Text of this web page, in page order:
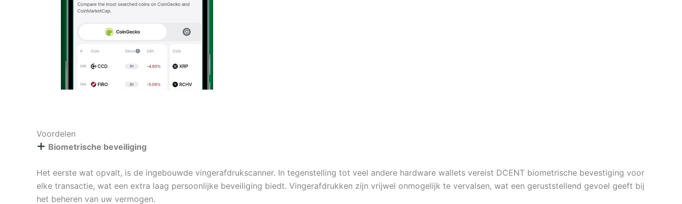
Voordelen
Biometrische beveiliging
Het eerste wat opvalt, is de ingebouwde vingerafdrukscanner. In tegenstelling tot veel andere hardware wallets vereist DCENT biometrische bevestiging voor
elke transactie, wat een extra laag persoonlijke beveiliging biedt. Vingerafdrukken zijn vrijwel onmogelijk te vervalsen, wat een geruststellend gevoel geeft bij
het beheren van uw vermogen.